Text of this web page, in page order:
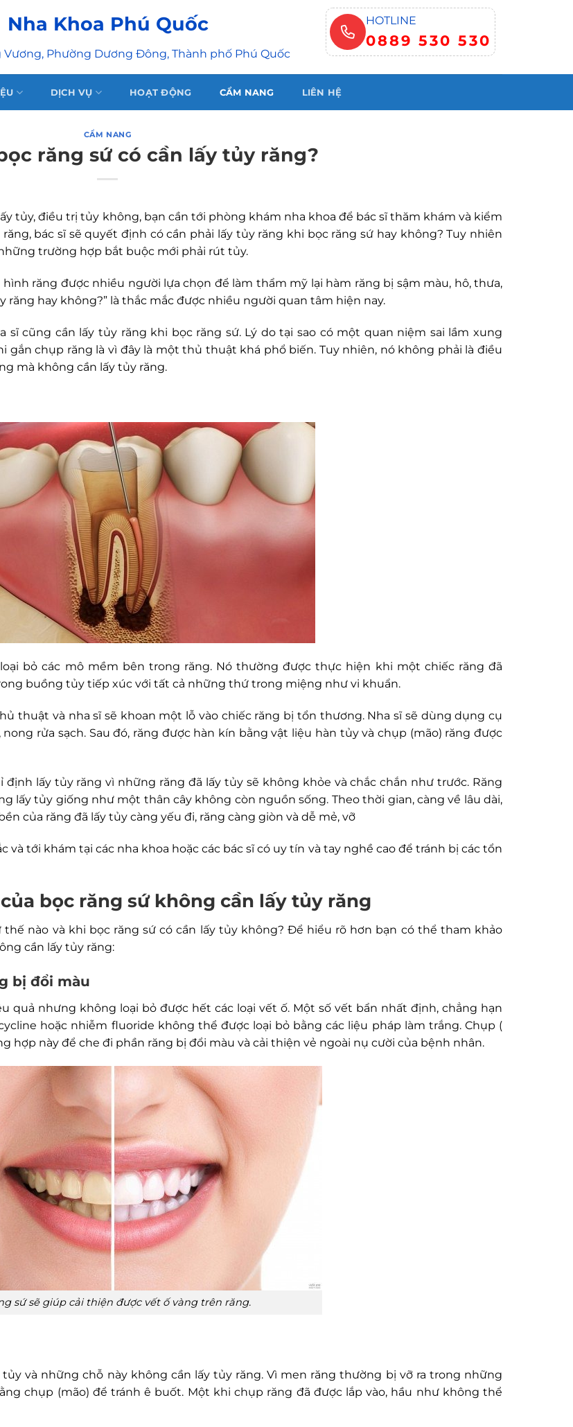
Nha Khoa Phú Quốc
Vương, Phường Dương Đông, Thành phố Phú Quốc
HOTLINE
0889 530 530
DỊCH VỤ HOẠT ĐỘNG CẨM NANG LIÊN HỆ
CẨM NANG
răng sứ có cần lấy tủy răng?
tủy, điều trị tủy không, bạn cần tới phòng khám nha khoa để bác sĩ thăm khám và kiểm
bác sĩ sẽ quyết định có cần phải lấy tủy răng khi bọc răng sứ hay không? Tuy nhiên
trường hợp bắt buộc mới phải rút tủy.
răng được nhiều người lựa chọn để làm thẩm mỹ lại hàm răng bị sậm màu, hô, thưa,
răng hay không?” là thắc mắc được nhiều người quan tâm hiện nay.
cũng cần lấy tủy răng khi bọc răng sứ. Lý do tại sao có một quan niệm sai lầm xung
chụp răng là vì đây là một thủ thuật khá phổ biến. Tuy nhiên, nó không phải là điều
mà không cần lấy tủy răng.
bỏ các mô mềm bên trong răng. Nó thường được thực hiện khi một chiếc răng đã
buồng tủy tiếp xúc với tất cả những thứ trong miệng như vi khuẩn.
thuật và nha sĩ sẽ khoan một lỗ vào chiếc răng bị tổn thương. Nha sĩ sẽ dùng dụng cụ
rửa sạch. Sau đó, răng được hàn kín bằng vật liệu hàn tủy và chụp (mão) răng được
lấy tủy răng vì những răng đã lấy tủy sẽ không khỏe và chắc chắn như trước. Răng
lấy tủy giống như một thân cây không còn nguồn sống. Theo thời gian, càng về lâu dài,
của răng đã lấy tủy càng yếu đi, răng càng giòn và dễ mẻ, vỡ
và tới khám tại các nha khoa hoặc các bác sĩ có uy tín và tay nghề cao để tránh bị các tổn
bọc răng sứ không cần lấy tủy răng
nào và khi bọc răng sứ có cần lấy tủy không? Để hiểu rõ hơn bạn có thể tham khảo
cần lấy tủy răng:
bị đổi màu
quả nhưng không loại bỏ được hết các loại vết ố. Một số vết bẩn nhất định, chẳng hạn
hoặc nhiễm fluoride không thể được loại bỏ bằng các liệu pháp làm trắng. Chụp (
này để che đi phần răng bị đổi màu và cải thiện vẻ ngoài nụ cười của bệnh nhân.
sứ sẽ giúp cải thiện được vết ố vàng trên răng.
và những chỗ này không cần lấy tủy răng. Vì men răng thường bị vỡ ra trong những
chụp (mão) để tránh ê buốt. Một khi chụp răng đã được lắp vào, hầu như không thể